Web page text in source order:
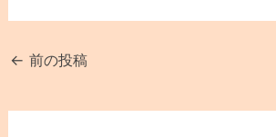
← 前の投稿